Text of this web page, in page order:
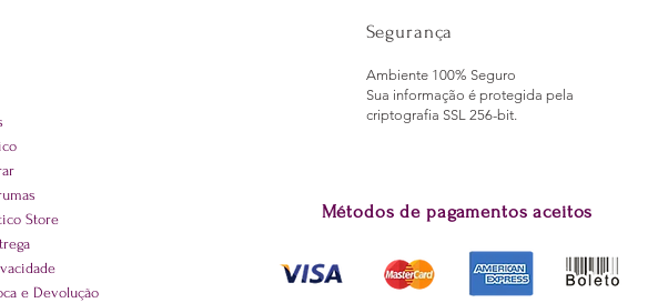
Store
e Devolução
Segurança
Ambiente 100% Seguro
Sua informação é protegida pela
criptografia SSL 256-bit.
Métodos de pagamentos aceitos